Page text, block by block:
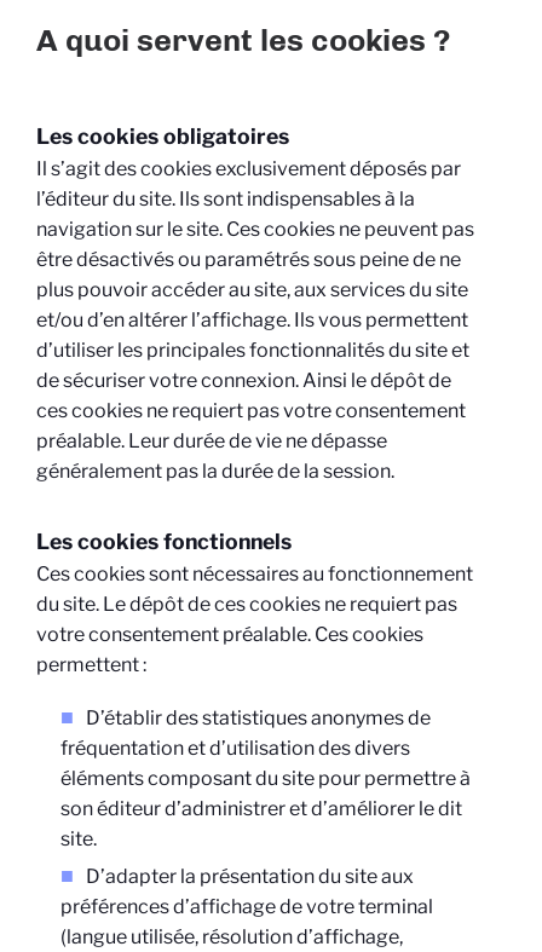
A quoi servent les cookies ?
Les cookies obligatoires
Il s’agit des cookies exclusivement déposés par
l’éditeur du site. Ils sont indispensables à la
navigation sur le site. Ces cookies ne peuvent pas
être désactivés ou paramétrés sous peine de ne
plus pouvoir accéder au site, aux services du site
et/ou d’en altérer l’affichage. Ils vous permettent
d’utiliser les principales fonctionnalités du site et
de sécuriser votre connexion. Ainsi le dépôt de
ces cookies ne requiert pas votre consentement
préalable. Leur durée de vie ne dépasse
généralement pas la durée de la session.
Les cookies fonctionnels
Ces cookies sont nécessaires au fonctionnement
du site. Le dépôt de ces cookies ne requiert pas
votre consentement préalable. Ces cookies
permettent :
D’établir des statistiques anonymes de
fréquentation et d’utilisation des divers
éléments composant du site pour permettre à
son éditeur d’administrer et d’améliorer le dit
site.
D’adapter la présentation du site aux
préférences d’affichage de votre terminal
(langue utilisée, résolution d’affichage,